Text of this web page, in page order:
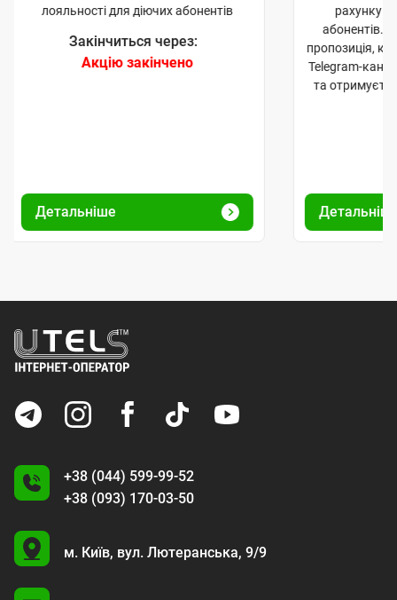
лояльності для діючих абонентів
Закінчиться через:
Акцію закінчено
Детальніше
рахунку
абонентів.
пропозиція,
Telegram-
та
+38 (044) 599-99-52
+38 (093) 170-03-50
U
м. Київ, вул. Лютеранська, 9/9